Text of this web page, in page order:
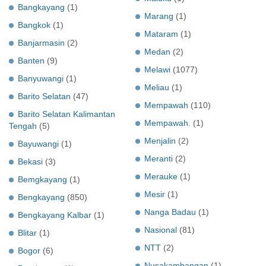
Bangkayang (1)
Bangkok (1)
Banjarmasin (2)
Banten (9)
Banyuwangi (1)
Barito Selatan (47)
Barito Selatan Kalimantan
Tengah (5)
Bayuwangi (1)
Bekasi (3)
Bemgkayang (1)
Bengkayang (850)
Bengkayang Kalbar (1)
Blitar (1)
Bogor (6)
Marang (1)
Mataram (1)
Medan (2)
Melawi (1077)
Meliau (1)
Mempawah (110)
Mempawah.
(1)
Menjalin (2)
Meranti (2)
Merauke (1)
Mesir (1)
Nanga Badau (1)
Nasional (81)
NTT (2)